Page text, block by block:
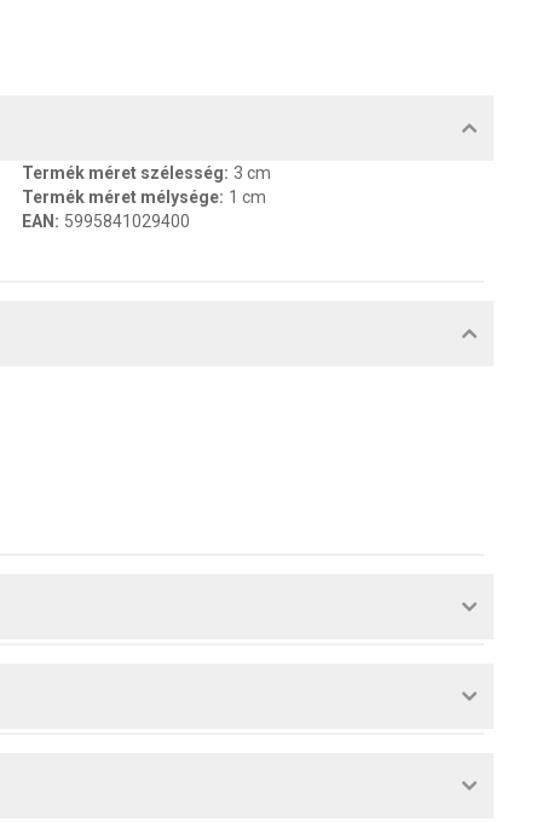
Termék méret szélesség: 3 cm
Termék méret mélysége: 1 cm
EAN : 5995841029400